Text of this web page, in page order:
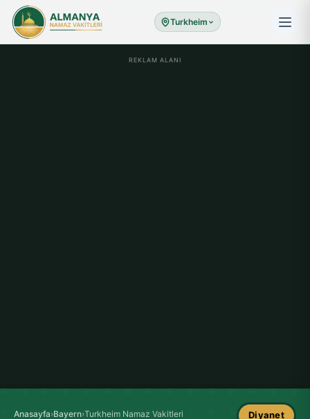
Turkheim
REKLAM ALANI
Anasayfa›Bayern›Turkheim Namaz Vakitleri Diyanet